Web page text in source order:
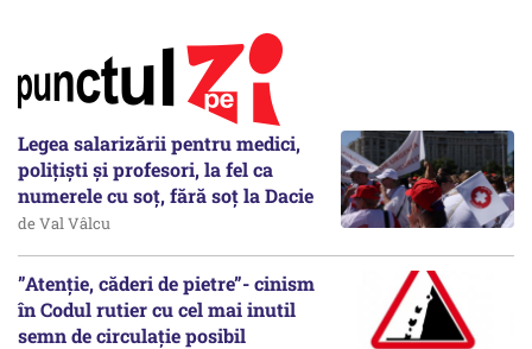
Legea salarizării pentru medici,
polițiști și profesori, la fel ca
numerele cu soț, fără soț la Dacie
de Val Vâlcu
”Atenție, căderi de pietre”- cinism
în Codul rutier cu cel mai inutil
semn de circulație posibil